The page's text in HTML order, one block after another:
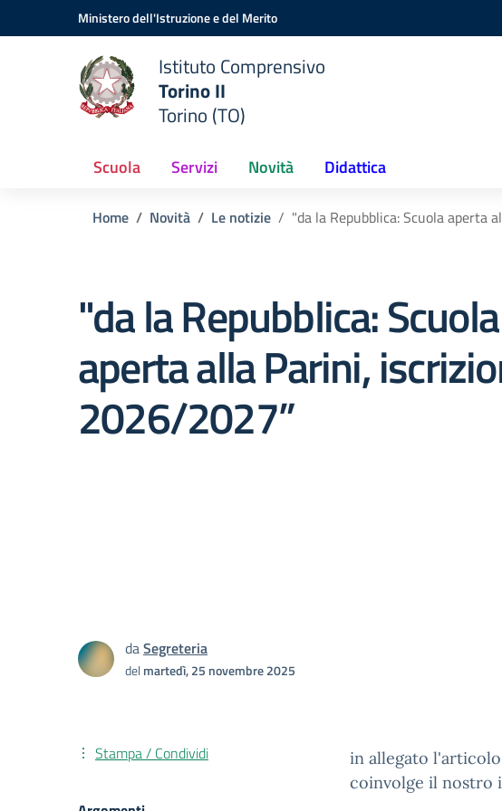
Vai ai contenuti
Vai al menu di navigazioneMinistero dell'Istruzione e del Merito
Istituto Comprensivo
Torino II
Torino (TO)
Scuola Servizi Novità Didattica
Home Novità Le notizie "da la Repubblica: Scuola aperta
"da la Repubblica: Scuola
aperta alla Parini,
2026/2027”
daSegreteria
delmartedì, 25 novembre 2025
in allegato
coinvolge il nostro
Stampa / Condividi